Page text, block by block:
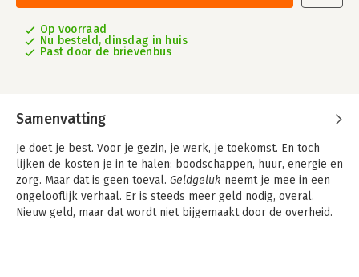
Op voorraad
Nu besteld, dinsdag in huis
Past door de brievenbus
Samenvatting
Je doet je best. Voor je gezin, je werk, je toekomst. En toch
lijken de kosten je in te halen: boodschappen, huur, energie en
zorg. Maar dat is geen toeval. Geldgeluk neemt je mee in een
ongelooflijk verhaal. Er is steeds meer geld nodig, overal.
Nieuw geld, maar dat wordt niet bijgemaakt door de overheid.